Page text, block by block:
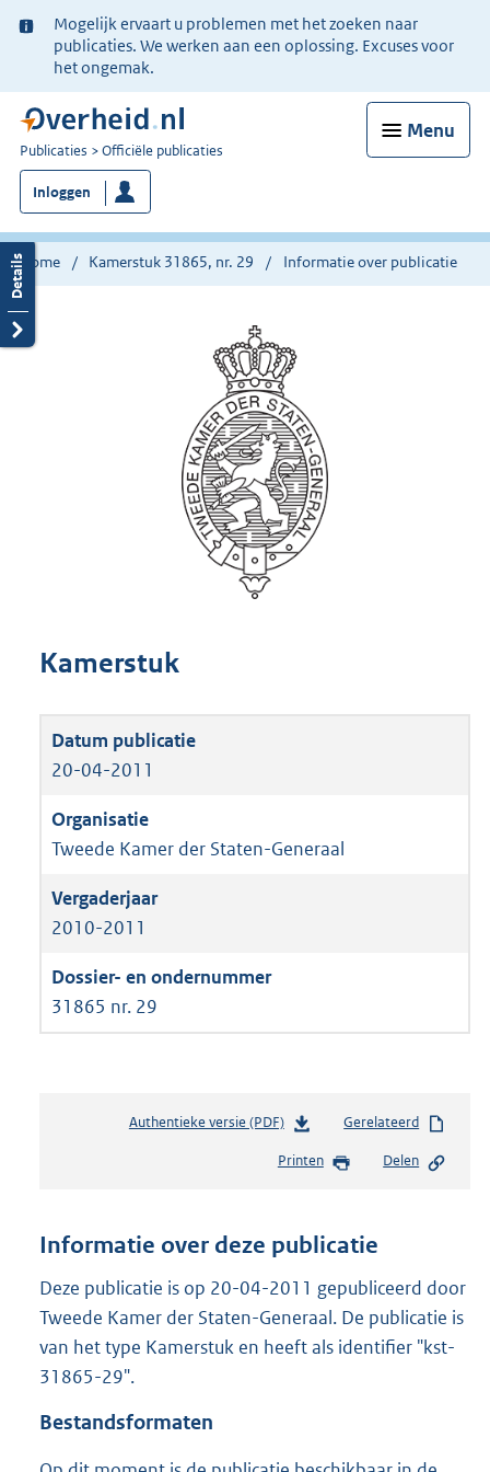
Ter
informatie:
Mogelijk ervaart u problemen met het zoeken naar
publicaties. We werken aan een oplossing. Excuses voor
het ongemak.
Menu
U
bent
nu
hier:
Publicaties Officiële publicaties
Inloggen
Home Kamerstuk 31865, nr. 29 Informatie over publicatie
Kamerstuk
20-04-2011
Tweede Kamer der Staten-Generaal
2010-2011
31865 nr. 29
Authentieke versie (PDF)b
s
n
s
r
o
:
Gerelateerd
Printen Delen
Informatie over deze publicatie
Deze publicatie is op 20-04-2011 gepubliceerd door
Tweede Kamer der Staten-Generaal. De publicatie is
van het type Kamerstuk en heeft als identifier "kst-
31865-29".
Bestandsformaten